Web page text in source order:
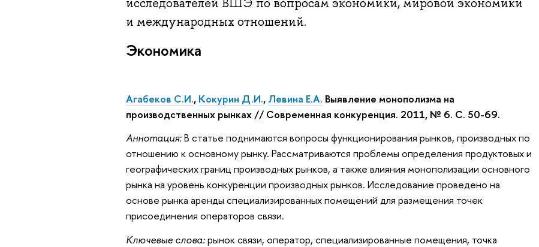
и международных отношений.
Экономика
Агабеков С.И., Кокурин Д.И., Левина Е.А. Выявление монополизма на
производственных рынках // Современная конкуренция. 2011, № 6. С. 50-69.
Аннотация:В статье поднимаются вопросы функционирования рынков, производных по
отношению к основному рынку. Рассматриваются проблемы определения продуктовых и
географических границ производных рынков, а также влияния монополизации основного
рынка на уровень конкуренции производных рынков. Исследование проведено на
основе рынка аренды специализированных помещений для размещения точек
присоединения операторов связи.
Ключевые слова:рынок связи, оператор, специализированные помещения, точка